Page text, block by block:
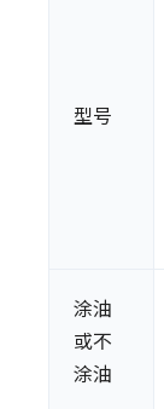
型号
涂油
或不
涂油